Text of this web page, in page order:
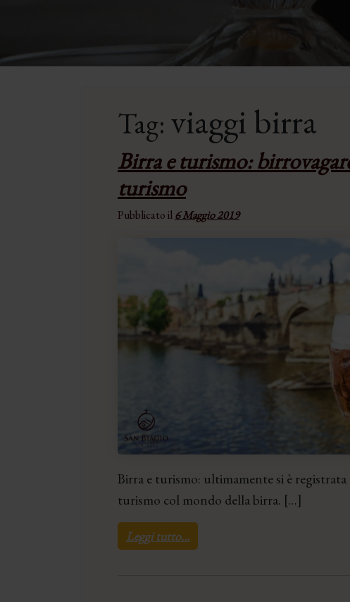
Tag: viaggi birra
Birra e turismo:
turismo
Pubblicato il6 Maggio 2019
Birra e turismo: ultimamente si è
turismo col mondo della birra. […]
Leggi tutto…